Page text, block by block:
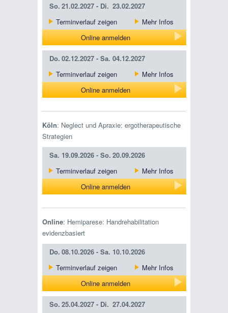
So. 21.02.2027 - Di. 23.02.2027
Terminverlauf zeigen
Mehr Infos
Online anmelden
Do. 02.12.2027 - Sa. 04.12.2027
Terminverlauf zeigen
Mehr Infos
Online anmelden
Köln: Neglect und Apraxie: ergotherapeutische
Strategien
Sa. 19.09.2026 - So. 20.09.2026
Terminverlauf zeigen
Mehr Infos
Online anmelden
Online: Hemiparese: Handrehabilitation
evidenzbasiert
Do. 08.10.2026 - Sa. 10.10.2026
Terminverlauf zeigen
Mehr Infos
Online anmelden
So. 25.04.2027 - Di. 27.04.2027